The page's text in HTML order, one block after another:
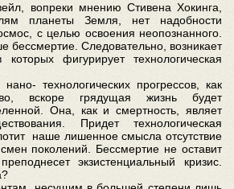
вопреки мнению Стивена Хокинга,
планеты Земля, нет надобности
с целью освоения неопознанного.
бессмертие. Следовательно, возникает
фигурирует технологическая
технологических прогрессов, как
вскоре грядущая жизнь будет
Она, как и смертность, являет
Придет технологическая
наше лишенное смысла отсутствие
поколений. Бессмертие не оставит
экзистенциальный кризис.